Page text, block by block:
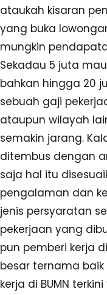
ataukah kisaran
yang buka
mungkin
Sekadau 5 juta
bahkan hingga 20
sebuah gaji
ataupun wilayah
semakin jarang.
ditembus dengan
saja hal itu
pengalaman dan
jenis persyaratan
pekerjaan yang
pun pemberi kerja
besar ternama
kerja di BUMN